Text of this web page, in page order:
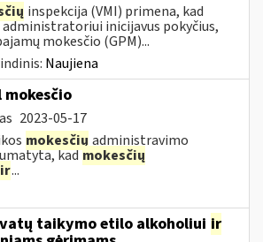
inspekcija (VMI) primena, kad
administratoriui inicijavus pokyčius,
mokesčio (GPM)...
Naujiena
2023-05-17
mokesčių administravimo
kadmokesčių
ir...
taikymo etilo alkoholiui ir